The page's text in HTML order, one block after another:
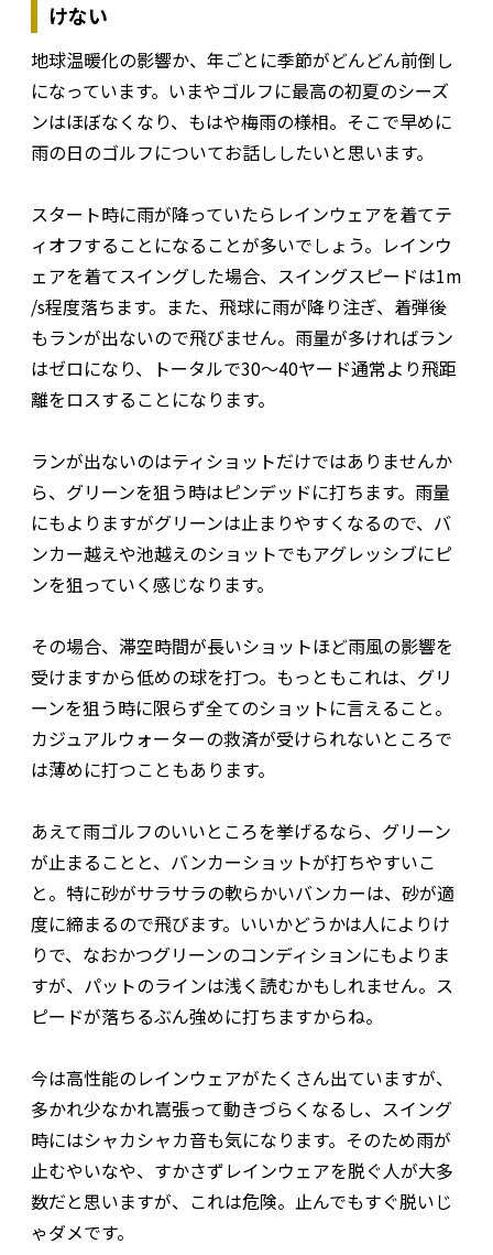
けない
地球温暖化の影響か、年ごとに季節がどんどん前倒し
になっています。いまやゴルフに最高の初夏のシーズ
ンはほぼなくなり、もはや梅雨の様相。そこで早めに
雨の日のゴルフについてお話ししたいと思います。
スタート時に雨が降っていたらレインウェアを着てテ
ィオフすることになることが多いでしょう。レインウ
ェアを着てスイングした場合、スイングスピードは1m
/s程度落ちます。また、飛球に雨が降り注ぎ、着弾後
もランが出ないので飛びません。雨量が多ければラン
はゼロになり、トータルで30～40ヤード通常より飛距
離をロスすることになります。
ランが出ないのはティショットだけではありませんか
ら、グリーンを狙う時はピンデッドに打ちます。雨量
にもよりますがグリーンは止まりやすくなるので、バ
ンカー越えや池越えのショットでもアグレッシブにピ
ンを狙っていく感じなります。
その場合、滞空時間が長いショットほど雨風の影響を
受けますから低めの球を打つ。もっともこれは、グリ
ーンを狙う時に限らず全てのショットに言えること。
カジュアルウォーターの救済が受けられないところで
は薄めに打つこともあります。
あえて雨ゴルフのいいところを挙げるなら、グリーン
が止まることと、バンカーショットが打ちやすいこ
と。特に砂がサラサラの軟らかいバンカーは、砂が適
度に締まるので飛びます。いいかどうかは人によりけ
りで、なおかつグリーンのコンディションにもよりま
すが、パットのラインは浅く読むかもしれません。ス
ピードが落ちるぶん強めに打ちますからね。
今は高性能のレインウェアがたくさん出ていますが、
多かれ少なかれ嵩張って動きづらくなるし、スイング
時にはシャカシャカ音も気になります。そのため雨が
止むやいなや、すかさずレインウェアを脱ぐ人が大多
数だと思いますが、これは危険。止んでもすぐ脱いじ
ゃダメです。